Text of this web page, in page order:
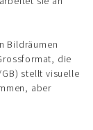
Bildräumen
die
GB) stellt visuelle
aber